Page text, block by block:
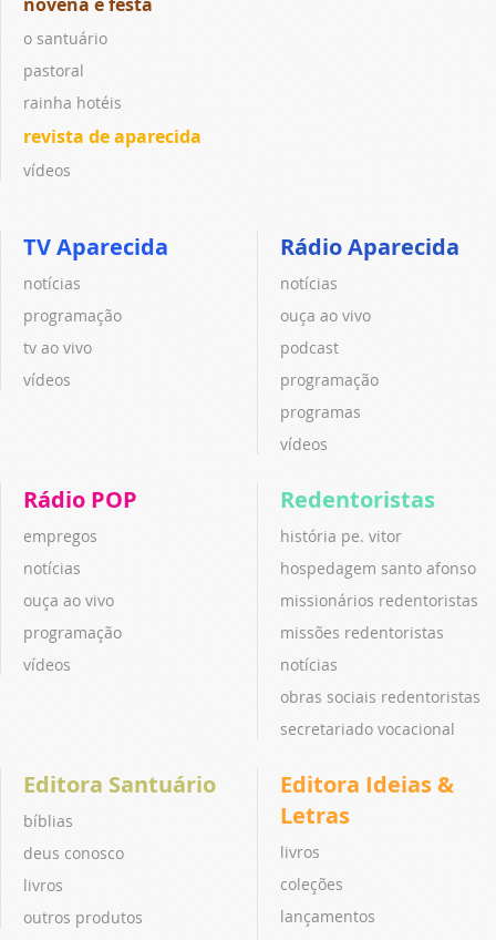
o santuário
pastoral
rainha hotéis
revista de aparecida
vídeos
TV Aparecida
notícias
programação
tv ao vivo
vídeos
Rádio Aparecida
notícias
ouça ao vivo
podcast
programação
programas
vídeos
Rádio POP
empregos
notícias
ouça ao vivo
programação
vídeos
Redentoristas
história pe. vitor
hospedagem santo afonso
missionários redentoristas
missões redentoristas
notícias
obras sociais redentoristas
secretariado vocacional
Editora Santuário
bíblias
deus conosco
livros
outros produtos
Editora Ideias &
Letras
livros
coleções
lançamentos